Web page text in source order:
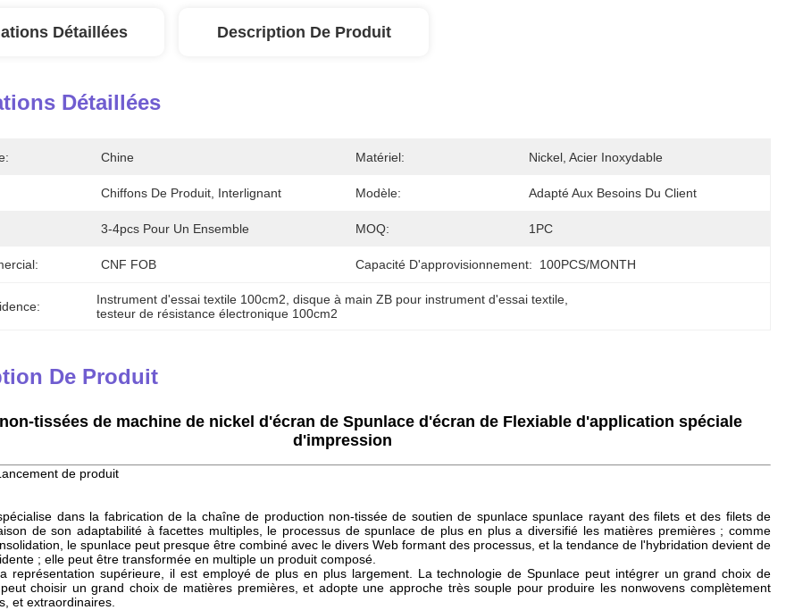
Détaillées Description De Produit
Détaillées
Chine Matériel: Nickel, Acier Inoxydable
Chiffons De Produit, Interlignant Modèle: Adapté Aux Besoins Du Client
3-4pcs Pour Un Ensemble MOQ: 1PC
CNF FOB Capacité D'approvisionnement: 100PCS/MONTH
Instrument d'essai textile 100cm2 disque à main ZB pour instrument d'essai textile,
testeur de résistance électronique 100cm2
De Produit
tissées de machine de nickel d'écran de Spunlace d'écran de Flexiable d'application spéciale
d'impression
de produit
dans la fabrication de la chaîne de production non-tissée de soutien de spunlace spunlace rayant des filets et des filets de
de son adaptabilité à facettes multiples, le processus de spunlace de plus en plus a diversifié les matières premières ; comme
le spunlace peut presque être combiné avec le divers Web formant des processus, et la tendance de l'hybridation devient de
; elle peut être transformée en multiple un produit composé.
représentation supérieure, il est employé de plus en plus largement. La technologie de Spunlace peut intégrer un grand choix de
choisir un grand choix de matières premières, et adopte une approche très souple pour produire les nonwovens complètement
et extraordinaires.